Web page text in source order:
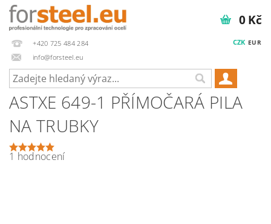
+420 725 484 284
info@forsteel.eu
CZK EUR
0 Kč
ASTXE 649-1 PŘÍMOČARÁ PILA
NA TRUBKY
1 hodnocení